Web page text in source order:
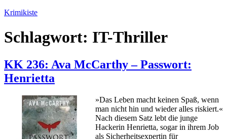
Zum
springen
Krimikiste
Schlagwort: IT-Thriller
KK 236: Ava McCarthy – Passwort:
Henrietta
»Das Leben macht keinen Spaß, wenn
man nicht hin und wieder alles riskiert.«
Nach diesem Satz lebt die junge
Hackerin Henrietta, sogar in ihrem Job
als Sicherheitsexpertin für